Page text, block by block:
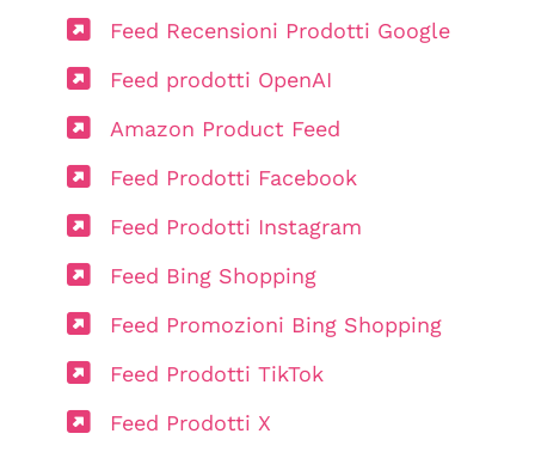
Feed Recensioni Prodotti Google
Feed prodotti OpenAI
Amazon Product Feed
Feed Prodotti Facebook
Feed Prodotti Instagram
Feed Bing Shopping
Feed Promozioni Bing Shopping
Feed Prodotti TikTok
Feed Prodotti X